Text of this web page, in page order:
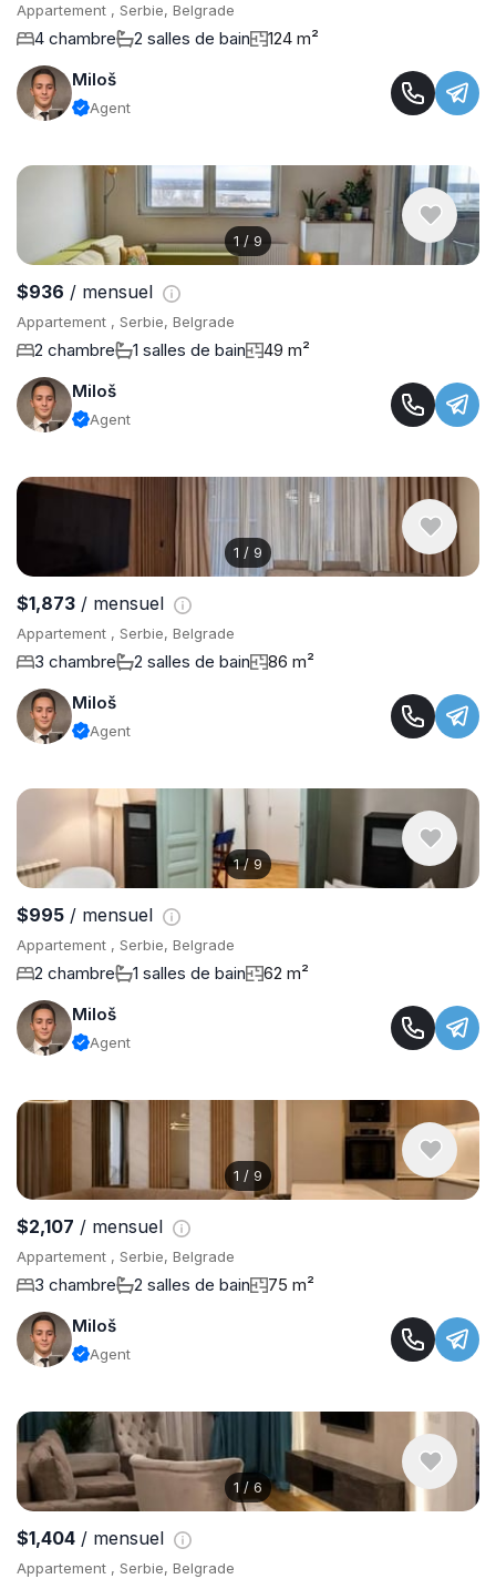
Appartement , Serbie, Belgrade
4 chambre 2 salles de bain
124 m²
Miloš
Agent
1 / 9
$936 / mensuel
Appartement , Serbie, Belgrade
2 chambre 1 salles de bain
49 m²
Miloš
Agent
1 / 9
$1,873 / mensuel
Appartement , Serbie, Belgrade
3 chambre 2 salles de bain
86 m²
Miloš
Agent
1/ 9
$995 / mensuel
Appartement , Serbie, Belgrade
2 chambre 1 salles de bain
62 m²
Miloš
Agent
1 / 9
$2,107 / mensuel
Appartement , Serbie, Belgrade
3 chambre 2 salles de bain
75 m²
Miloš
Agent
1 / 6
$1,404 / mensuel
Appartement , Serbie, Belgrade